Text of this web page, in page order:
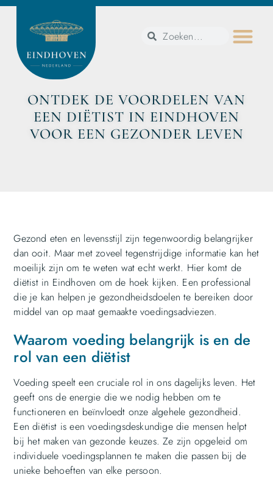
ONTDEK DE VOORDELEN VAN
EEN DIËTIST IN EINDHOVEN
VOOR EEN GEZONDER LEVEN
Gezond eten en levensstijl zijn tegenwoordig belangrijker
dan ooit. Maar met zoveel tegenstrijdige informatie kan het
moeilijk zijn om te weten wat echt werkt. Hier komt de
diëtist in Eindhoven om de hoek kijken. Een professional
die je kan helpen je gezondheidsdoelen te bereiken door
middel van op maat gemaakte voedingsadviezen.
Waarom voeding belangrijk is en de
rol van een diëtist
Voeding speelt een cruciale rol in ons dagelijks leven. Het
geeft ons de energie die we nodig hebben om te
functioneren en beïnvloedt onze algehele gezondheid.
Een diëtist is een voedingsdeskundige die mensen helpt
bij het maken van gezonde keuzes. Ze zijn opgeleid om
individuele voedingsplannen te maken die passen bij de
unieke behoeften van elke persoon.